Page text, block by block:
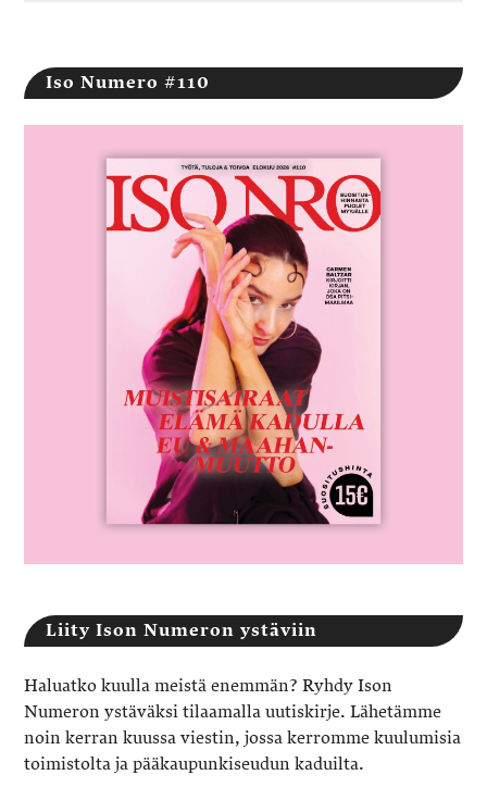
Iso Numero #110
Liity Ison Numeron ystäviin
Haluatko kuulla meistä enemmän? Ryhdy Ison
Numeron ystäväksi tilaamalla uutiskirje. Lähetämme
noin kerran kuussa viestin, jossa kerromme kuulumisia
toimistolta ja pääkaupunkiseudun kaduilta.